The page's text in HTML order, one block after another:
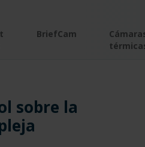
BriefCam
sobre la